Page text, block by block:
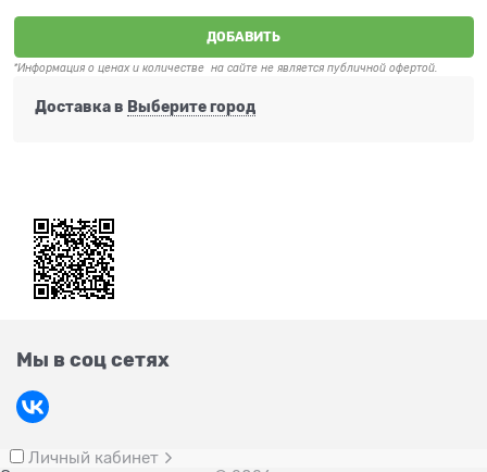
ДОБАВИТЬ
*Информация о ценах и количестве на сайте не является публичной офертой.
Доставка в Выберите город
Мы в соц сетях
Личный кабинет